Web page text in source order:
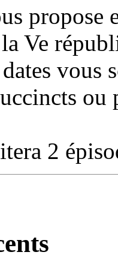
propose
Ve
vous
2